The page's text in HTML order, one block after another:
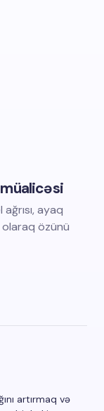
müalicəsi
ayaq
olaraq özünü
artırmaq və